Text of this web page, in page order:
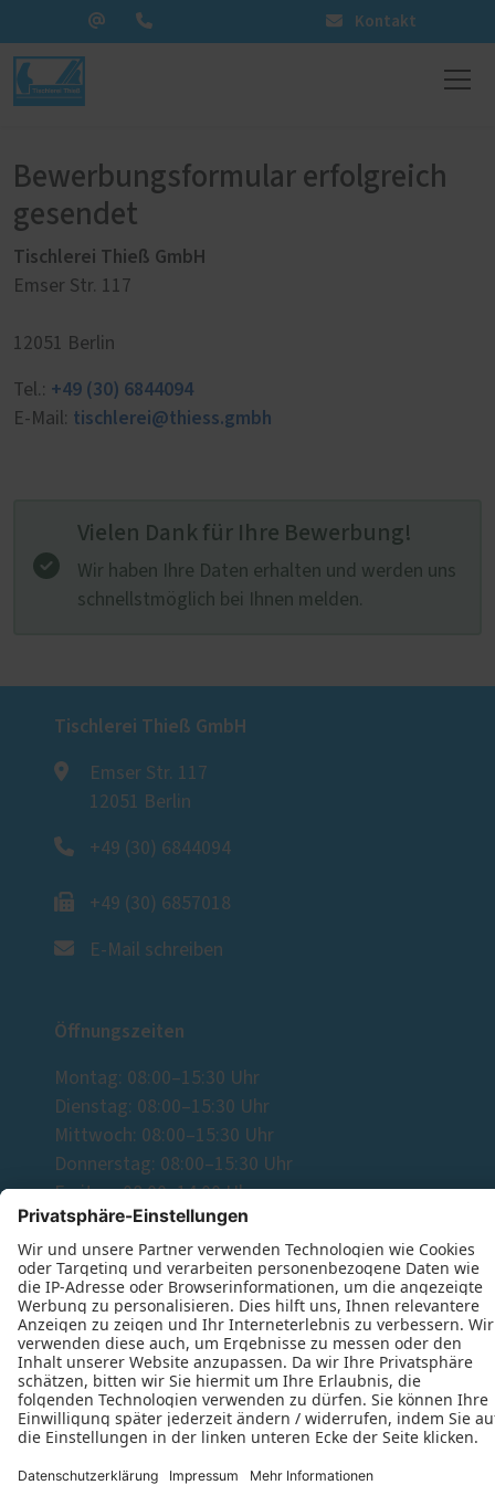
Kontakt
Bewerbungsformular erfolgreich
gesendet
Tischlerei Thieß GmbH
Emser Str. 117
12051 Berlin
Tel.: +49 (30) 6844094
E-Mail: tischlerei@thiess.gmbh
Vielen Dank für Ihre Bewerbung!
Wir haben Ihre Daten erhalten und werden uns
schnellstmöglich bei Ihnen melden.
Tischlerei Thieß GmbH
Emser Str. 117
12051 Berlin
+49 (30) 6844094
+49 (30) 6857018
E-Mail schreiben
Öffnungszeiten
Montag: 08:00–15:30 Uhr
Dienstag: 08:00–15:30 Uhr
Mittwoch: 08:00–15:30 Uhr
Donnerstag: 08:00–15:30 Uhr
Freitag: 08:00–14:00 Uhr
Folgen Sie uns